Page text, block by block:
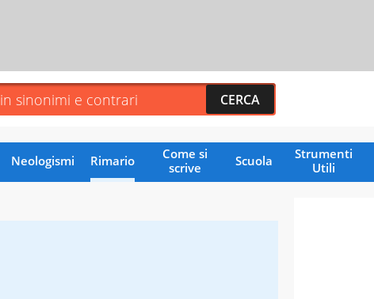
Neologismi Rimario
Come si
scrive
Scuola
Strumenti
Utili